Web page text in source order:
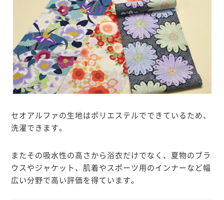
セオアルファの生地はポリエステルでできているため、
洗濯できます。
またその吸水性の高さから浴衣だけでなく、夏物のブラ
ウスやジャケット、肌着やスポーツ用のインナーなど幅
広い分野で高い評価を得ています。